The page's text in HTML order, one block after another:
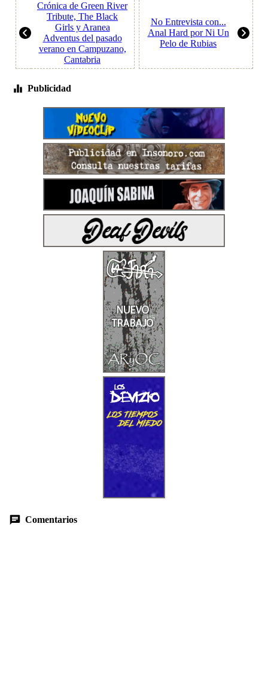
Crónica de Green River
Tribute, The Black
Girls y Aranea
Adventus del pasado
verano en Campuzano,
Cantabria
No Entrevista con...
Anal Hard por Ni Un
Pelo de Rubias
Publicidad
Comentarios